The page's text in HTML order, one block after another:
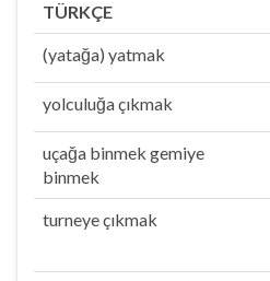
TÜRKÇE
(yatağa) yatmak
yolculuğa çıkmak
uçağa binmek gemiye
binmek
turneye çıkmak